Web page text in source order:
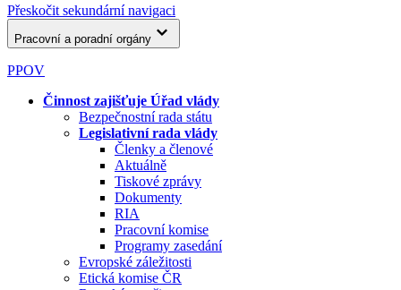
Přeskočit sekundární navigaci
Pracovní a poradní orgány
PPOV
Činnost zajišťuje Úřad vlády
Bezpečnostní rada státu
Legislativní rada vlády
Členky a členové
Aktuálně
Tiskové zprávy
Dokumenty
RIA
Pracovní komise
Programy zasedání
Evropské záležitosti
Etická komise ČR